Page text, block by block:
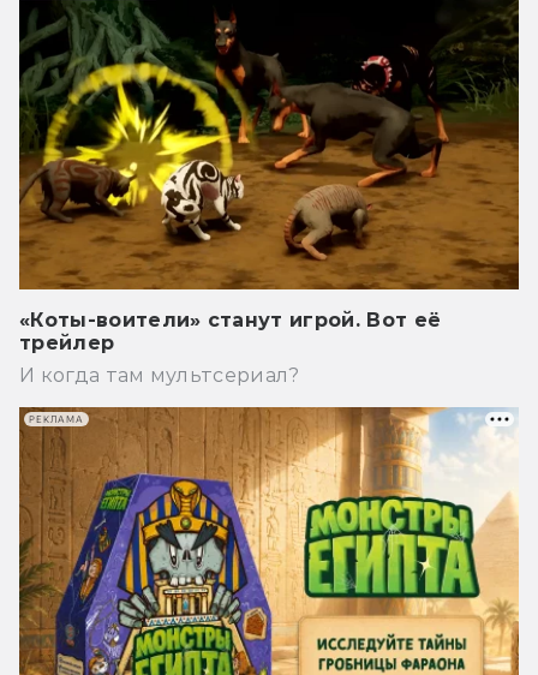
«Коты-воители» станут игрой. Вот её
трейлер
И когда там мультсериал?
РЕКЛАМА